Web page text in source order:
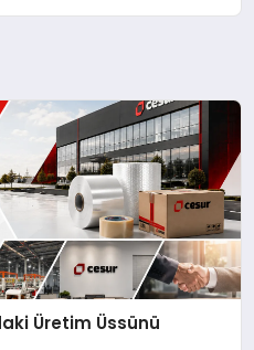
Üretim Üssünü